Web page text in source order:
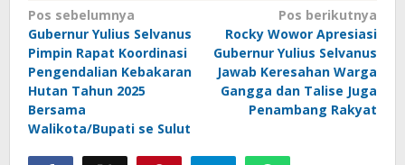
Navigasi
pos
Pos sebelumnya
Gubernur Yulius Selvanus
Pimpin Rapat Koordinasi
Pengendalian Kebakaran
Hutan Tahun 2025
Bersama
Walikota/Bupati se Sulut
Pos berikutnya
Rocky Wowor Apresiasi
Gubernur Yulius Selvanus
Jawab Keresahan Warga
Gangga dan Talise Juga
Penambang Rakyat